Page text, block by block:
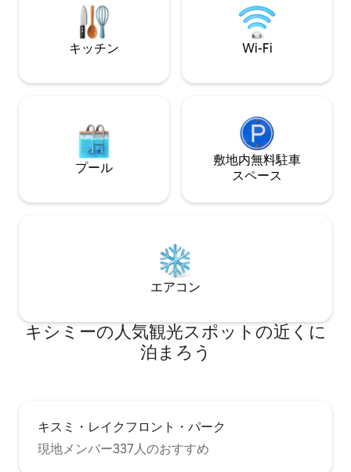
要ですか？聖域とそこに住まう霊たちが
待っています。
のスクリーン付き
ションあり）でリ
キッチン Wi-Fi
プール
敷地内無料駐⁠車
ス⁠ペ⁠ー⁠ス
エアコン
キシミーの人気観光スポットの近くに
泊まろう
キスミ・レイクフロント・パーク
現地メンバー337人のおすすめ